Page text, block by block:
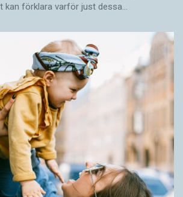
kan förklara varför just dessa…